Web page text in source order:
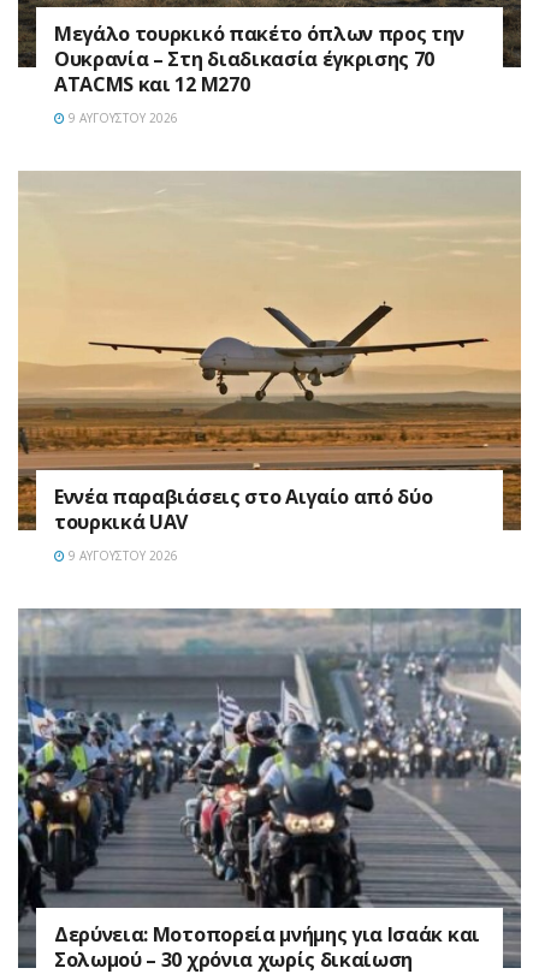
Μεγάλο τουρκικό πακέτο όπλων προς την
Ουκρανία – Στη διαδικασία έγκρισης 70
ATACMS και 12 M270
9 ΑΥΓΟΎΣΤΟΥ 2026
Εννέα παραβιάσεις στο Αιγαίο από δύο
τουρκικά UAV
9 ΑΥΓΟΎΣΤΟΥ 2026
Δερύνεια: Μοτοπορεία μνήμης για Ισαάκ και
Σολωμού – 30 χρόνια χωρίς δικαίωση